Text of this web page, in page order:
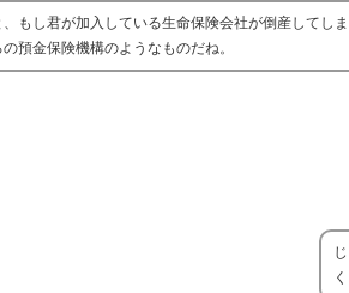
もし君が加入している生命保険会社が倒産して
預金保険機構のようなものだね。